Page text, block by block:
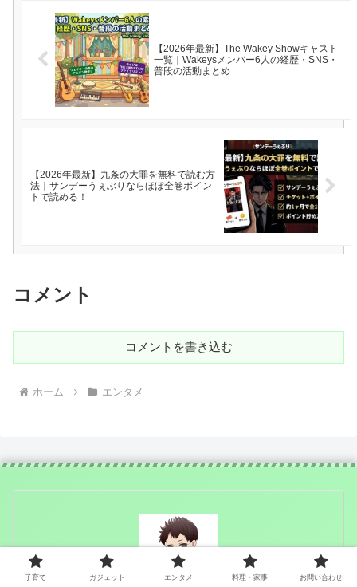
【2026年最新】The Wakey Showキャスト
一覧｜Wakeysメンバー6人の経歴・SNS・
普段の活動まとめ
【2026年最新】九条の大罪を無料で読む方
法｜サンデーうぇぶりならほぼ全巻ポイン
トで読める！
コメント
コメントを書き込む
ホーム エンタメ
子育て ガジェット エンタメ 料理・家事 お問い合わせ